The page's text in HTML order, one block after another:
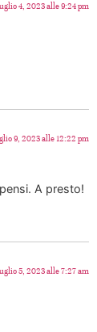
4, 2023 alle 9:24 pm
9, 2023 alle 12:22 pm
A presto!
5, 2023 alle 7:27 am